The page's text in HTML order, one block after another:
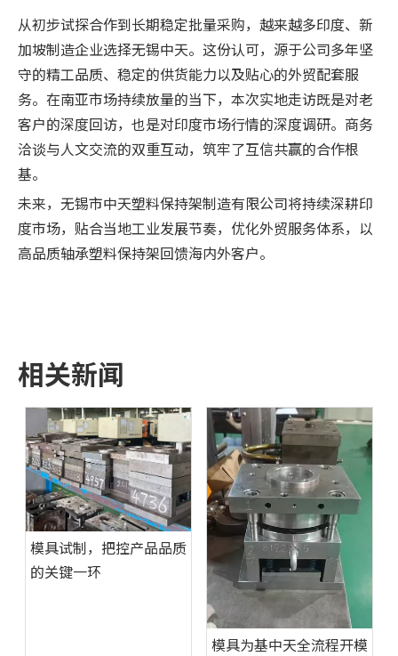
从初步试探合作到长期稳定批量采购，越来越多印度、新
加坡制造企业选择无锡中天。这份认可，源于公司多年坚
守的精工品质、稳定的供货能力以及贴心的外贸配套服
务。在南亚市场持续放量的当下，本次实地走访既是对老
客户的深度回访，也是对印度市场行情的深度调研。商务
洽谈与人文交流的双重互动，筑牢了互信共赢的合作根
基。
未来，无锡市中天塑料保持架制造有限公司将持续深耕印
度市场，贴合当地工业发展节奏，优化外贸服务体系，以
高品质轴承塑料保持架回馈海内外客户。
相关新闻
模具试制，把控产品品质
的关键一环
模具为基中天全流程开模